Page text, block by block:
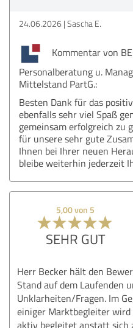
24.06.2026 Sascha E.
Kommentar von
Personalberatung u.
Mittelstand PartG.:
Besten Dank für das
ebenfalls sehr viel Spaß
gemeinsam erfolgreich zu
für unsere sehr gute
Ihnen bei Ihrer neuen
bleibe weiterhin jederzeit
5,00 von 5
SEHR GUT
Herr Becker hält den
Stand auf dem Laufenden
Unklarheiten/Fragen. Im
einiger Marktbegleiter wird
aktiv begleitet anstatt sich